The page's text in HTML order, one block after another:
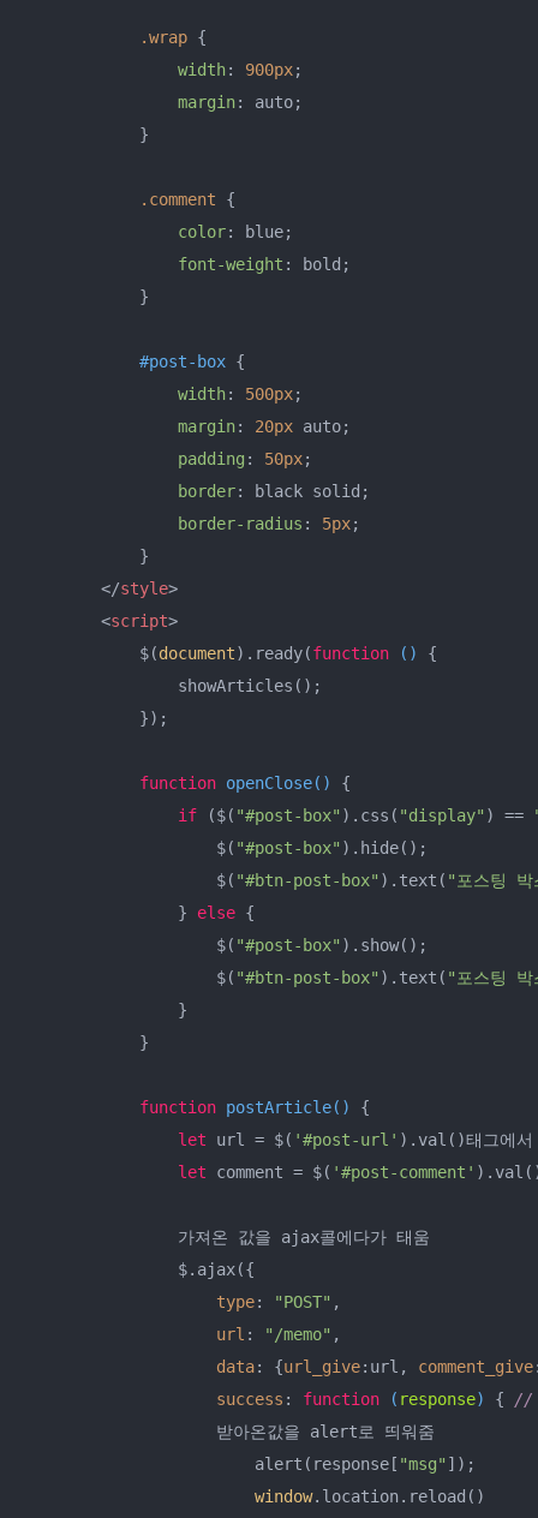
.wrap {
width: 900px;
margin: auto;
            }
.comment {
color: blue;
font-weight : bold;
            }
#post-box {
width: 500px;
margin: 20px auto;
padding : 50px;
border: black solid;
border-radius : 5px;
            }
</style>
<script>
            $(
document).ready(function ( ) {
                showArticles();
            });
function openClose( ) {
if ($( "#post-box" ).css( "display" ) ==
                    $(
"#post-box" ).hide();
                    $(
"#btn-post-box" ).text( "포스팅
                }
else {
                    $(
"#post-box" ).show();
                    $(
"#btn-post-box" ).text( "포스팅
                }
            }
function postArticle( ) {
let url = $( '#post-url' ).val()태그에서
let comment = $( '#post-comment' ).val()
                가져온 값을 ajax콜에다가 태움
                $.ajax({
type: "POST" ,
url : "/memo" ,
data: {url_give:url, comment_give
success : function ( response) { //
                    받아온값을 alert로 띄워줌
                        alert(response[
"msg" ]);
window.location.reload()